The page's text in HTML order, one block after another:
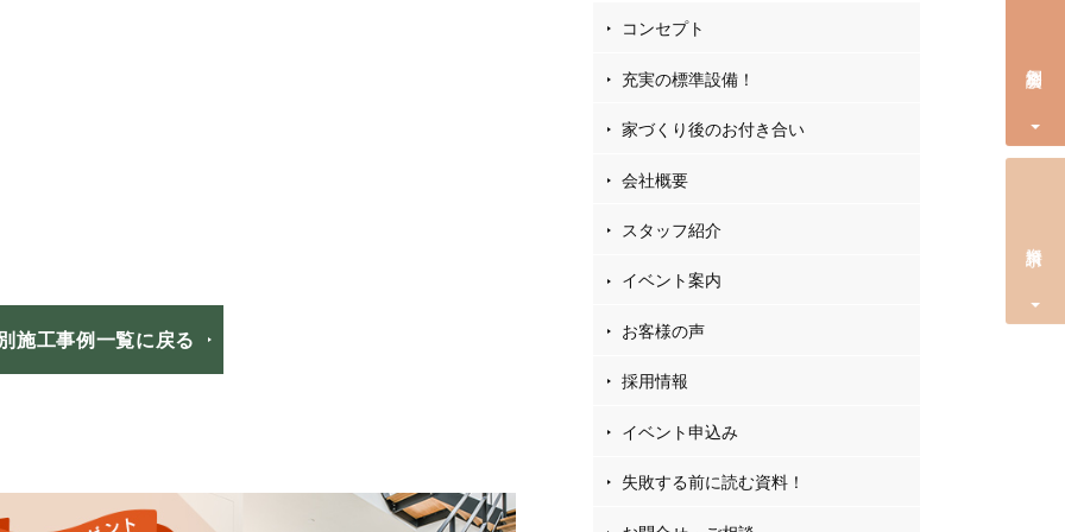
施工事例一覧に戻る
コンセプト
充実の標準設備！
家づくり後のお付き合い
会社概要
スタッフ紹介
イベント案内
お客様の声
採用情報
イベント申込み
失敗する前に読む資料！